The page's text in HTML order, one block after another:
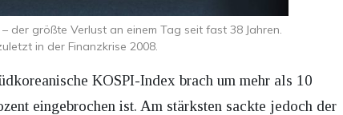
der größte Verlust an einem Tag seit fast 38 Jahren.
in der Finanzkrise 2008.
KOSPI-Index brach um mehr als 10
eingebrochen ist. Am stärksten sackte jedoch der